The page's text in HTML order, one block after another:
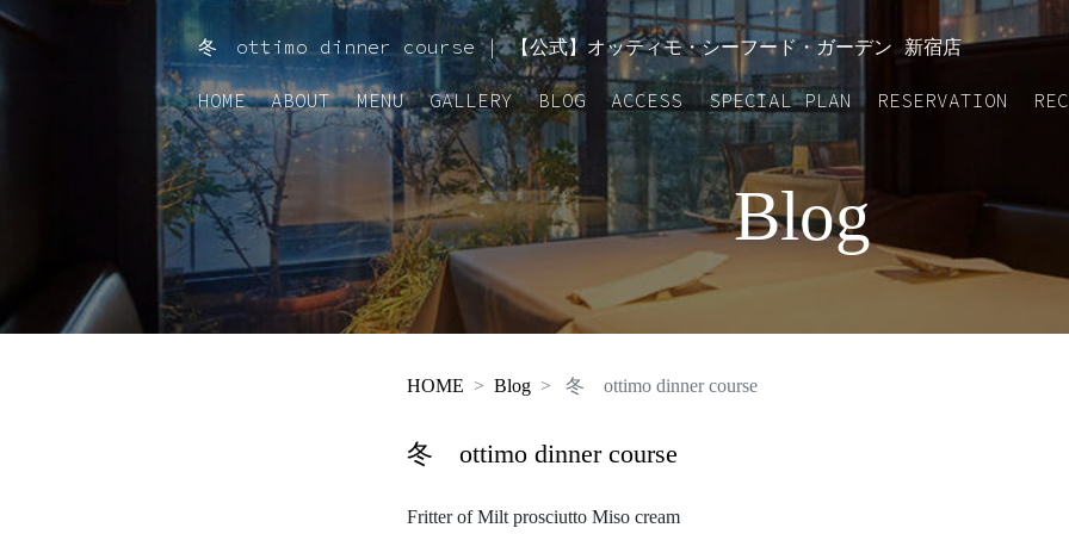
HOME ABOUT MENU GALLERY BLOG ACCESS
SPECIAL
冬 ottimo dinner course | 【公式】オッティモ・シーフード・ガーデン 新宿店
HOME ABOUT MENU GALLERY BLOG ACCESS SPECIAL PLAN RESERVATION
Blog
HOME Blog 冬 ottimo dinner course
冬 ottimo dinner course
Fritter of Milt prosciutto Miso cream